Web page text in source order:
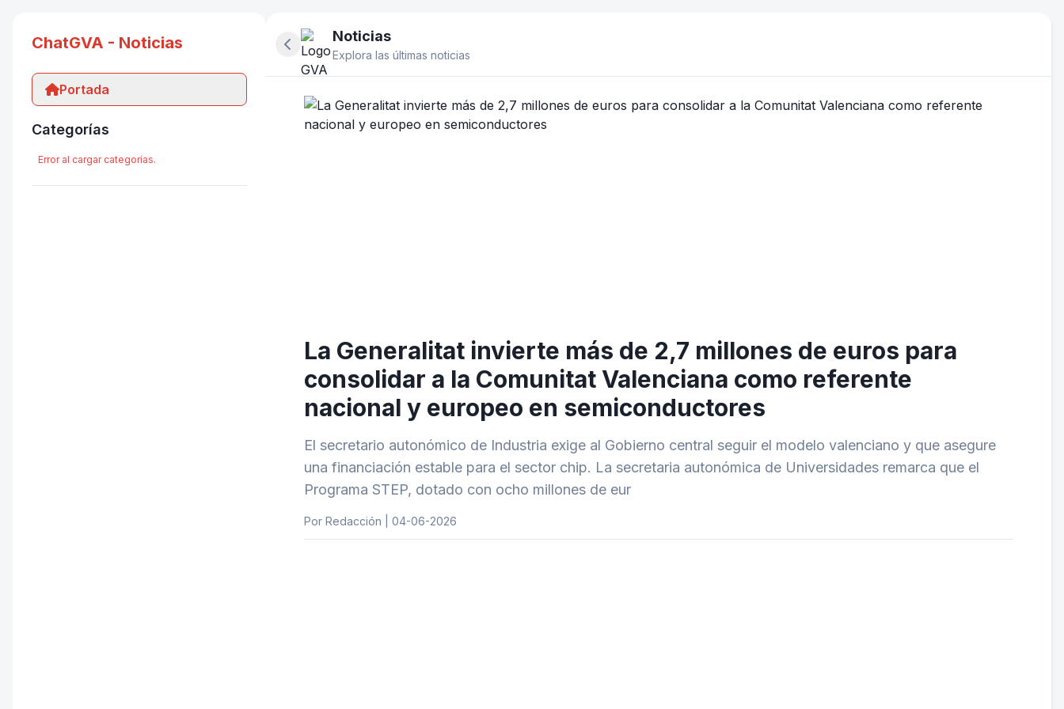
ChatGVA - Noticias
Portada
Categorías
Error al cargar categorías.
Ocultar panel lateral
Noticias
Explora las últimas noticias
La Generalitat invierte más de 2,7 millones de euros para
consolidar a la Comunitat Valenciana como referente
nacional y europeo en semiconductores
El secretario autonómico de Industria exige al Gobierno central seguir el modelo valenciano y que asegure
una financiación estable para el sector chip. La secretaria autonómica de Universidades remarca que el
Programa STEP, dotado con ocho millones de eur
Por Redacción | 04-06-2026